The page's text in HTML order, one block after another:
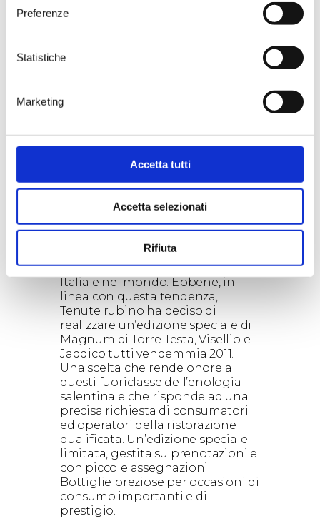
Preferenze
Statistiche
Marketing
Accetta tutti
Accetta selezionati
Rifiuta
proporzione perfetta per chi
ricerca qualità, identità di
750 ml.
vini Top di Tenute Rubino. Questo
è il segno più incoraggiante che
dal mercato e dalla critica
trovando innumerevoli conferme
per quei vini che hanno la
l’eccellenza di un territorio.
Accade per i Cru rossi di Tenute
contribuito a rilanciare
l’immagine del vino pugliese in
Italia e nel mondo. Ebbene, in
linea con questa tendenza,
Tenute rubino ha deciso di
realizzare un’edizione speciale di
Magnum di Torre Testa, Visellio e
Jaddico tutti vendemmia 2011.
Una scelta che rende onore a
questi fuoriclasse dell’enologia
salentina e che risponde ad una
precisa richiesta di consumatori
ed operatori della ristorazione
qualificata. Un’edizione speciale
limitata, gestita su prenotazioni e
con piccole assegnazioni.
Bottiglie preziose per occasioni di
consumo importanti e di
prestigio.